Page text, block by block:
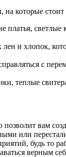
которые
платья,
и хлопок,
с
вам
или
будь то
верным